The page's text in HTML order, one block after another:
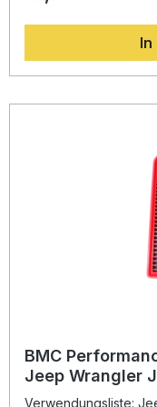
sorgt damit für eine
Motorperformance.
Moulding-
einem Stück,
mehrlagiger
Luftdurchlässigkeit
Lebensdauer des
hochwertigen
Legierungsgewebe
Benzindämpfe und
anspruchsvolle
Performance und
Luftdurchsatz und
Technologie für nahtlose
In
BMC
Jeep Wrangler
Verwendungsliste: